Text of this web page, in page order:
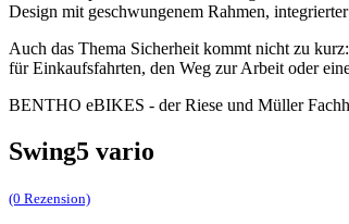
Design mit geschwungenem Rahmen,
Auch das Thema Sicherheit kommt nicht zu
für Einkaufsfahrten, den Weg zur Arbeit oder
BENTHO eBIKES - der Riese und Müller
Swing5 vario
(0 Rezension)